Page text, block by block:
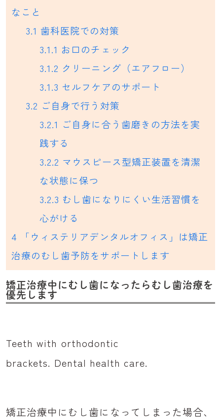
なこと
3.1 歯科医院での対策
3.1.1 お口のチェック
3.1.2 クリーニング（エアフロー）
3.1.3 セルフケアのサポート
3.2 ご自身で行う対策
3.2.1 ご自身に合う歯磨きの方法を実
践する
3.2.2 マウスピース型矯正装置を清潔
な状態に保つ
3.2.3 むし歯になりにくい生活習慣を
心がける
4 「ウィステリアデンタルオフィス」は矯正
治療のむし歯予防をサポートします
矯正治療中にむし歯になったらむし歯治療を
優先します
Teeth with orthodontic
brackets. Dental health care.
矯正治療中にむし歯になってしまった場合、